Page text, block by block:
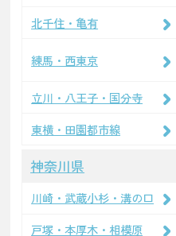
北千住・亀有
練馬・西東京
立川・八王子・国分寺
東横・田園都市線
神奈川県
川崎・武蔵小杉・溝の口
戸塚・本厚木・相模原